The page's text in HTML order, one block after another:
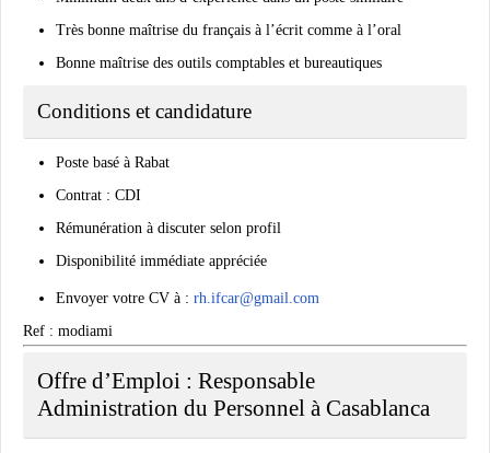
Très bonne maîtrise du français à l’écrit comme à l’oral
Bonne maîtrise des outils comptables et bureautiques
Conditions et candidature
Poste basé à Rabat
Contrat : CDI
Rémunération à discuter selon profil
Disponibilité immédiate appréciée
Envoyer votre CV à : rh.ifcar@gmail.com
Ref : modiami
Offre d’Emploi : Responsable
Administration du Personnel à Casablanca